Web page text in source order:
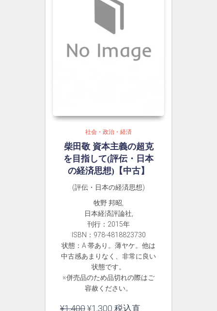
社会・政治・経済
柴田敬 資本主義の超克
を目指して(評伝・日本
の経済思想)【中古】
(評伝・日本の経済思想)
牧野 邦昭,
日本経済評論社,
刊行：2015年
ISBN：978-4818823730
状態：A 帯あり。薄ヤケ。他は
中古感あまりなく、非常に良い
状態です。
※併売品のため品切れの際はご
容赦ください。
¥1,400元
¥1,300 現
税込直